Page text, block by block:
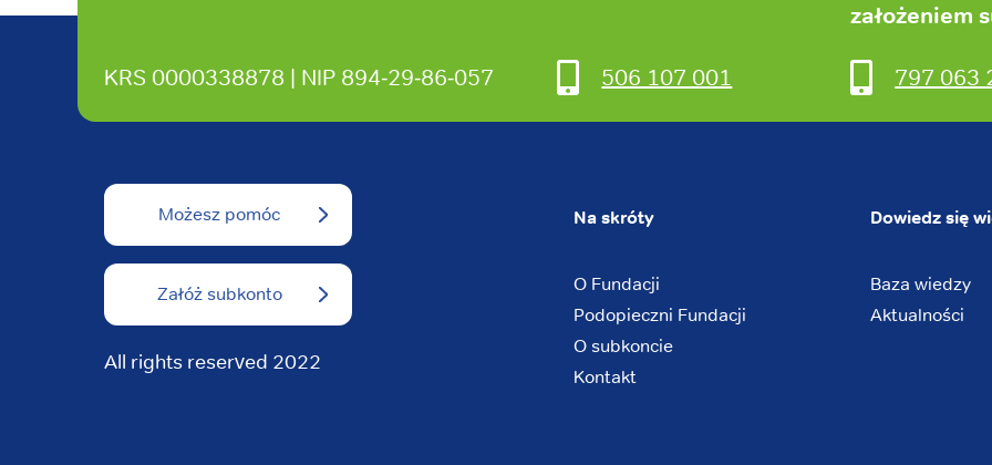
KRS 0000338878 | NIP 894‑29‑86‑057 506 107 001
założeniem
797 063
Możesz pomóc
Załóż subkonto
All rights reserved 2022
Na skróty
O Fundacji
Podopieczni Fundacji
O subkoncie
Kontakt
Dowiedz się
Baza wiedzy
Aktualności